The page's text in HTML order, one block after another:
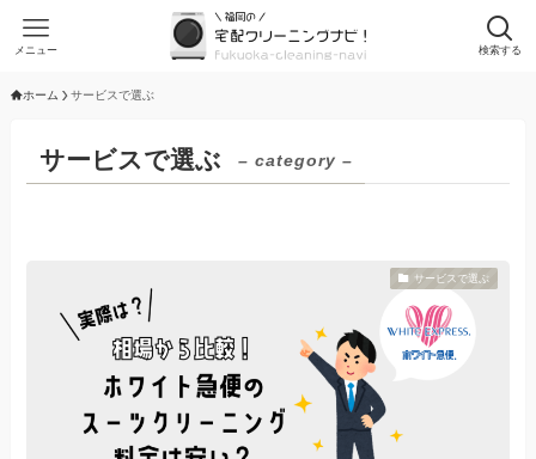
検索する
メニュー
ホーム サービスで選ぶ
サービスで選ぶ – category –
サービスで選ぶ